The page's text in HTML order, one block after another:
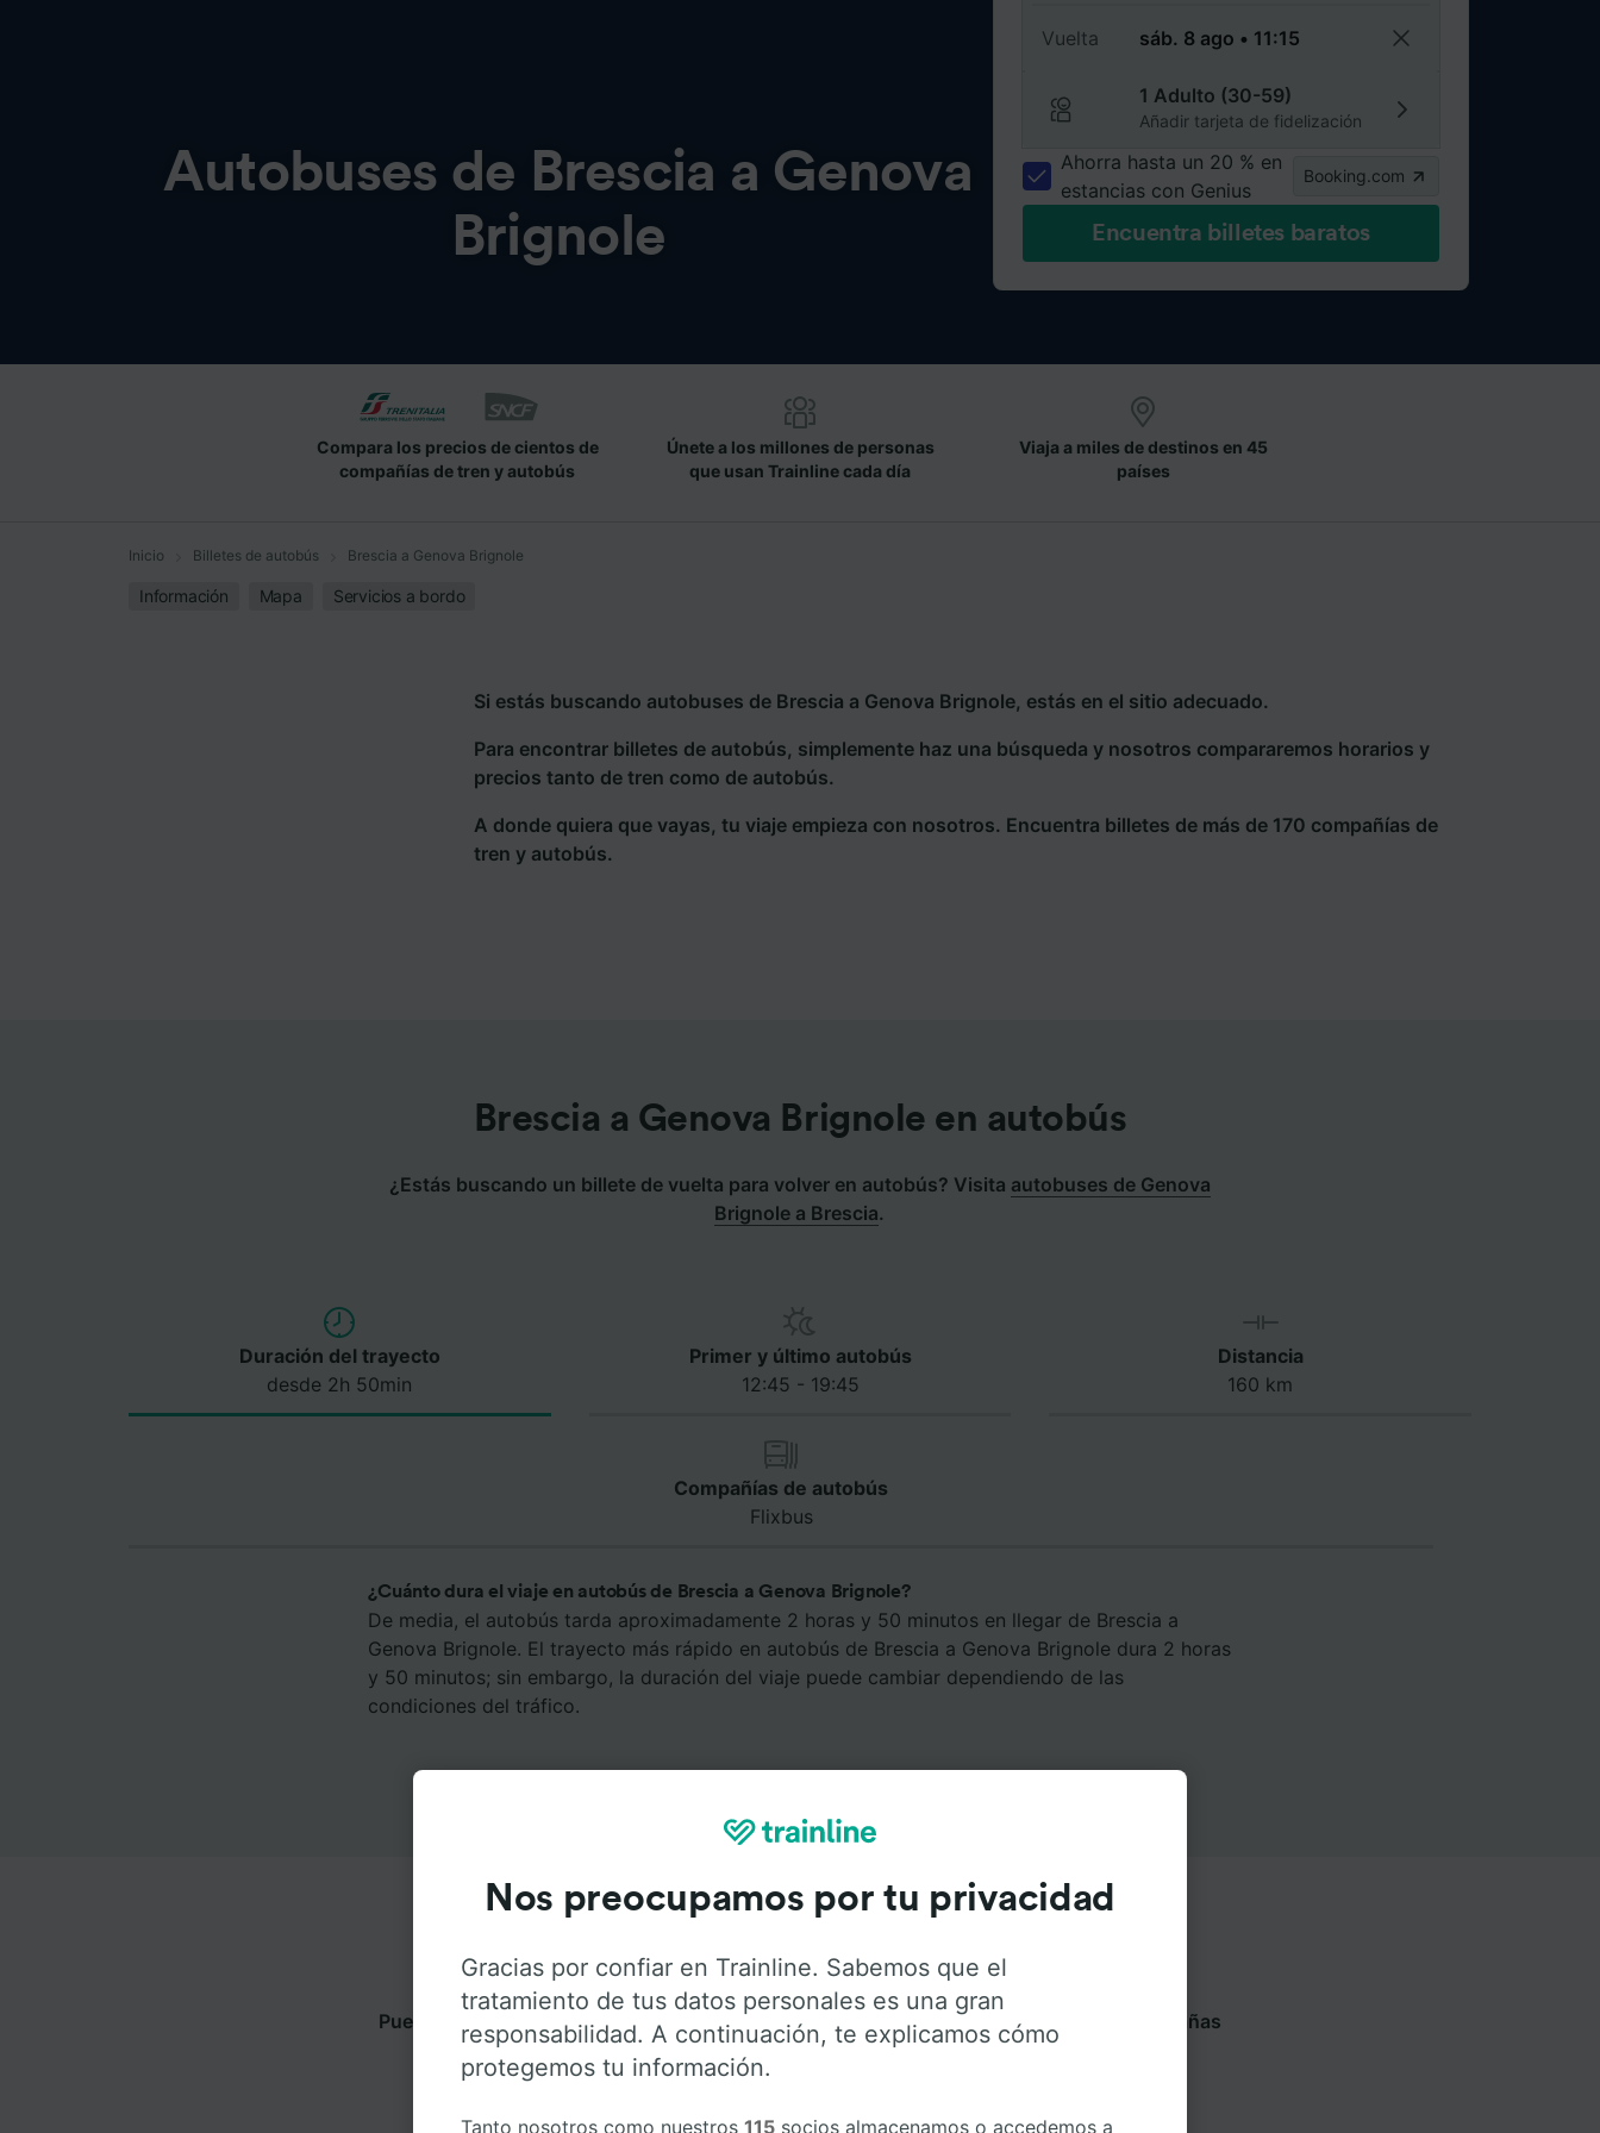
Autobuses de Brescia a Genova
Brignole
Vuelta
1 Adulto (30-59)
Añadir tarjeta de fidelización
Ahorra hasta un 20 % en
estancias con Genius
Booking.com
Encuentra billetes baratos
Compara los precios de cientos de
compañías de tren y autobús
Únete a los millones de personas
que usan Trainline cada día
Viaja a miles de destinos en 45
países
Inicio Billetes de autobús Brescia a Genova Brignole
Información Mapa Servicios a bordo
Si estás buscando autobuses de Brescia a Genova Brignole, estás en el sitio adecuado.
Para encontrar billetes de autobús, simplemente haz una búsqueda y nosotros compararemos horarios y
precios tanto de tren como de autobús.
A donde quiera que vayas, tu viaje empieza con nosotros. Encuentra billetes de más de 170 compañías de
tren y autobús.
Brescia a Genova Brignole en autobús
¿Estás buscando un billete de vuelta para volver en autobús? Visita autobuses de Genova
Brignole a Brescia.
Duración del trayecto
desde 2h 50min
Primer y último autobús
12:45 - 19:45
Distancia
160 km
Compañías de autobús
Flixbus
¿Cuánto dura el viaje en autobús de Brescia a Genova Brignole?
De media, el autobús tarda aproximadamente 2 horas y 50 minutos en llegar de Brescia a
Genova Brignole. El trayecto más rápido en autobús de Brescia a Genova Brignole dura 2 horas
y 50 minutos; sin embargo, la duración del viaje puede cambiar dependiendo de las
condiciones del tráfico.
Servicios a bordo
Puedes viajar de Brescia a Genova Brignole con Flixbus
. Haz click en las siguientes pestañas
para obtener más información sobre los servicios que ofrece cada compañía
Nos preocupamos por tu privacidad
Gracias por confiar en Trainline. Sabemos que el
tratamiento de tus datos personales es una gran
responsabilidad. A continuación, te explicamos cómo
protegemos tu información.
Tanto nosotros como nuestros 115 socios almacenamos o accedemos a